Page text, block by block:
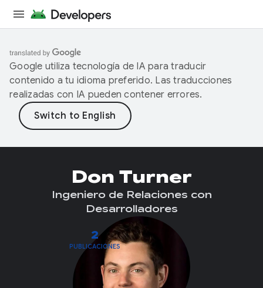
Google utiliza tecnología de IA para traducir
contenido a tu idioma preferido. Las traducciones
realizadas con IA pueden contener errores.
2
PUBLICACIONES
Don Turner
Ingeniero de Relaciones con
Desarrolladores